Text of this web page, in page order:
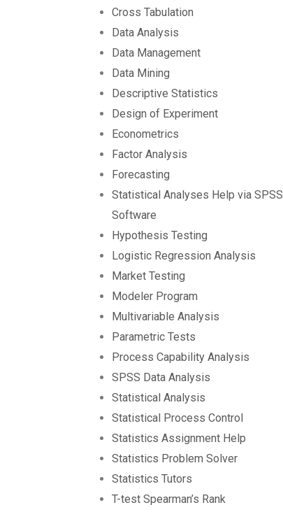
Cross Tabulation
Data Analysis
Data Management
Data Mining
Descriptive Statistics
Design of Experiment
Econometrics
Factor Analysis
Forecasting
Statistical Analyses Help via SPSS
Software
Hypothesis Testing
Logistic Regression Analysis
Market Testing
Modeler Program
Multivariable Analysis
Parametric Tests
Process Capability Analysis
SPSS Data Analysis
Statistical Analysis
Statistical Process Control
Statistics Assignment Help
Statistics Problem Solver
Statistics Tutors
T-test Spearman’s Rank